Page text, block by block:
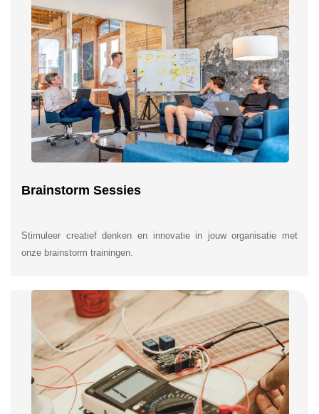
Brainstorm Sessies
Stimuleer creatief denken en innovatie in jouw organisatie met
onze brainstorm trainingen.